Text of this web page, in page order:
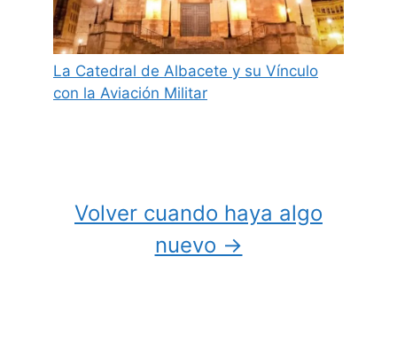
La Catedral de Albacete y su Vínculo
con la Aviación Militar
Volver cuando haya algo
nuevo →